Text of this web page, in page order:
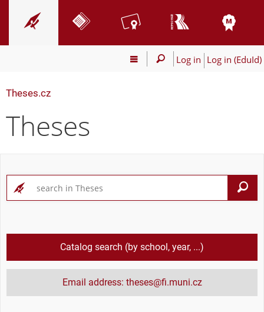
Log in Log in (EduId)
Theses.cz
Theses
Catalog search (by school, year, ...)
Email address: theses@fi.muni.cz